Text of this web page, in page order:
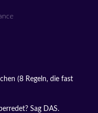
(8 Regeln, die fast
Sag DAS.